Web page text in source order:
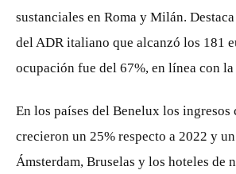
sustanciales en Roma y Milán.
del ADR italiano que alcanzó los 181
ocupación fue del 67%, en línea con
En los países del Benelux los ingresos
crecieron un 25% respecto a 2022 y
Ámsterdam, Bruselas y los hoteles de